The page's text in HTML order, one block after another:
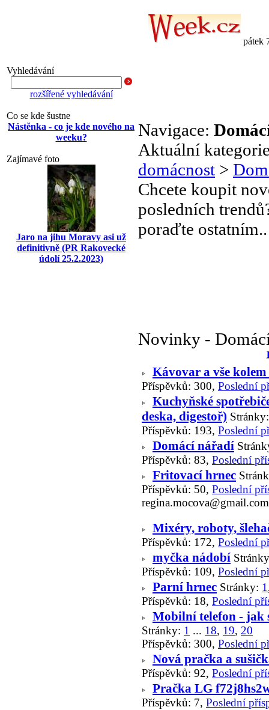
pátek
Vyhledávání
rozšířené vyhledávání
Co se kde šustne
Nástěnka - co je kde nového na
weeku?
Zajímavé foto
Jaro na jihu Moravy asi už
definitivně (PR Rakovecké
údolí 25.2.2023)
Navigace:
Aktuální
domácnost >
Chcete koupit
posledních
poraďte ostatním..
Novinky -
Kávovar a vše
Příspěvků: 300, Poslední
Kuchyňské
deska, digestoř)
Příspěvků: 193, Poslední
Domácí nářadí
Příspěvků: 83, Poslední
Fritovací hrnec
Příspěvků: 50, Poslední
regina.mocova@gmail.com
Mixéry, roboty,
Příspěvků: 172, Poslední
myčka nádobí
Příspěvků: 109, Poslední
Parní hrnec Stránky: 1
Příspěvků: 18, Poslední
Mobilní telefon - jak
Stránky: 1 ... 18, 19, 20
Příspěvků: 300, Poslední
Nová pračka a
Příspěvků: 92, Poslední
Pračka LG
Příspěvků: 7, Poslední